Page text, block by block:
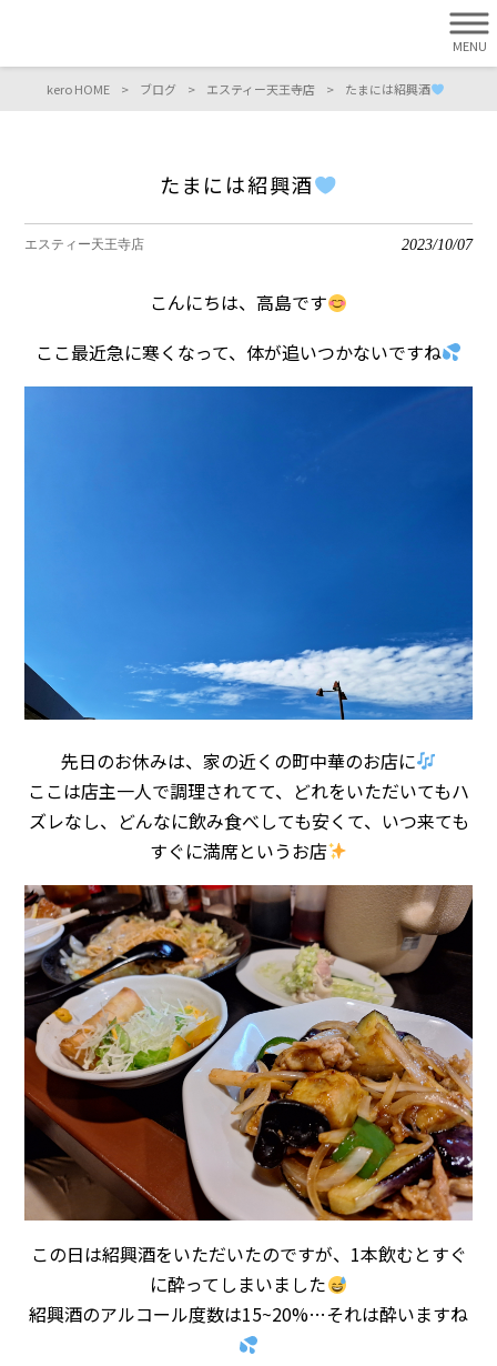
MENU
kero HOME > ブログ > エスティー天王寺店 > たまには紹興酒
たまには紹興酒
エスティー天王寺店 2023/10/07
こんにちは、高島です
ここ最近急に寒くなって、体が追いつかないですね
先日のお休みは、家の近くの町中華のお店に
ここは店主一人で調理されてて、どれをいただいてもハ
ズレなし、どんなに飲み食べしても安くて、いつ来ても
すぐに満席というお店
この日は紹興酒をいただいたのですが、1本飲むとすぐ
に酔ってしまいました
紹興酒のアルコール度数は15~20%…それは酔いますね